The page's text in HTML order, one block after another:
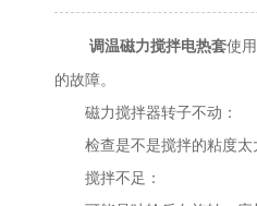
调温磁力搅拌电热套使
的故障。
磁力搅拌器转子不动：
检查是不是搅拌的粘度太
搅拌不足：